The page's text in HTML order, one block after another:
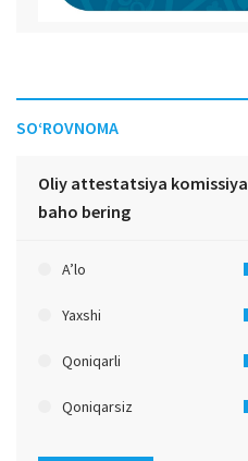
SO‘ROVNOMA
Oliy attestatsiya
baho bering
A’lo
Yaxshi
Qoniqarli
Qoniqarsiz